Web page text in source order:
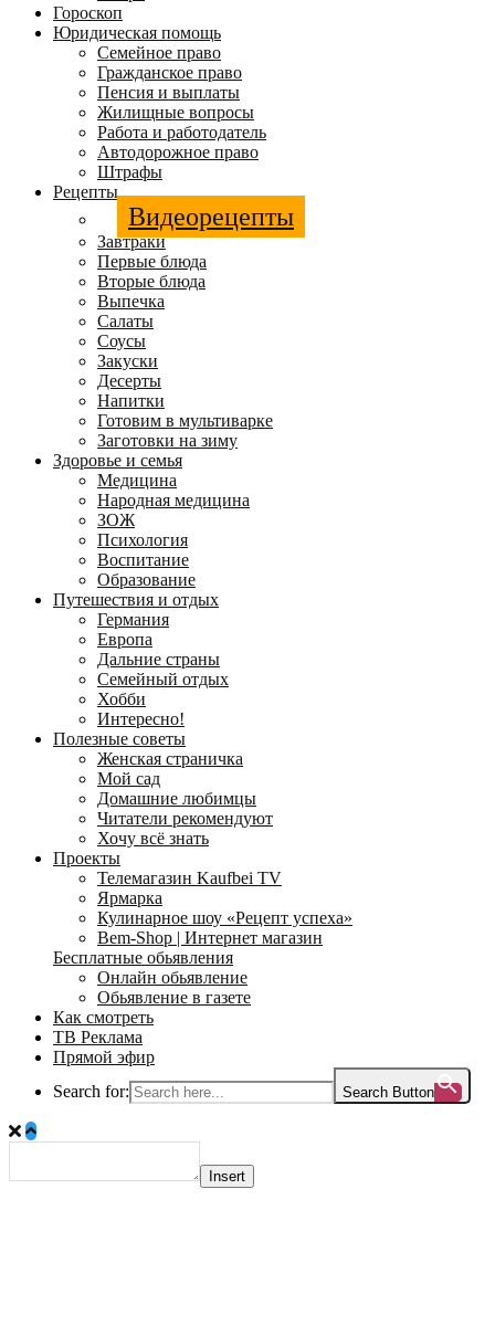
Гороскоп
Юридическая помощь
Семейное право
Гражданское право
Пенсия и выплаты
Жилищные вопросы
Работа и работодатель
Автодорожное право
Штрафы
Рецепты
Видеорецепты
Завтраки
Первые блюда
Вторые блюда
Выпечка
Салаты
Соусы
Закуски
Десерты
Напитки
Готовим в мультиварке
Заготовки на зиму
Здоровье и семья
Медицина
Народная медицина
ЗОЖ
Психология
Воспитание
Образование
Путешествия и отдых
Германия
Европа
Дальние страны
Семейный отдых
Хобби
Интересно!
Полезные советы
Женская страничка
Мой сад
Домашние любимцы
Читатели рекомендуют
Хочу всё знать
Проекты
Телемагазин Kaufbei TV
Ярмарка
Кулинарное шоу «Рецепт успеха»
Bem-Shop | Интернет магазин
Бесплатные обьявления
Онлайн обьявление
Обьявление в газете
Как смотреть
ТВ Реклама
Прямой эфир
Search for:
Search Button
Insert